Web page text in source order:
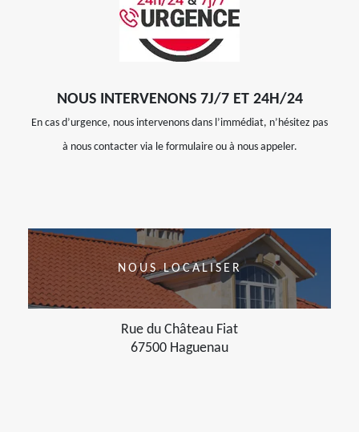
NOUS INTERVENONS 7J/7 ET 24H/24
En cas d’urgence, nous intervenons dans l’immédiat, n’hésitez pas
à nous contacter via le formulaire ou à nous appeler.
NOUS LOCALISER
Rue du Château Fiat
67500 Haguenau